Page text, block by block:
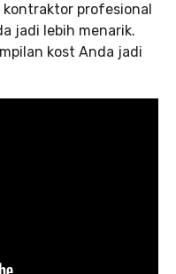
profesional
jadi lebih menarik.
kost Anda jadi